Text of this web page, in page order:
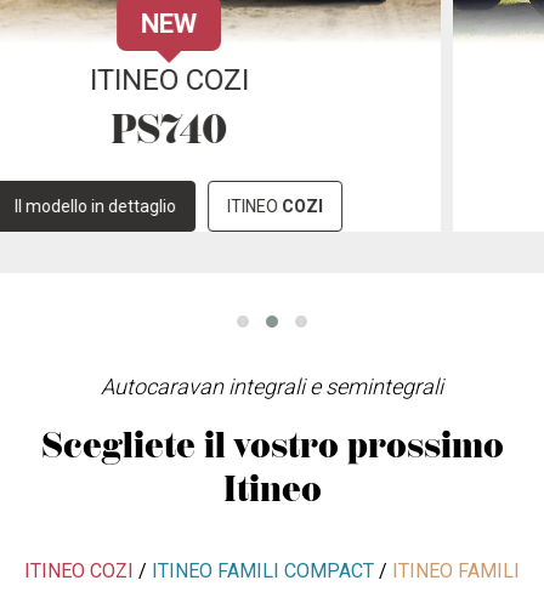
NEW
Il modello in dettaglio
Autocaravan integrali e semintegrali
Scegliete il vostro prossimo
Itineo
ITINEO COZI / ITINEO FAMILI COMPACT / ITINEO FAMILI